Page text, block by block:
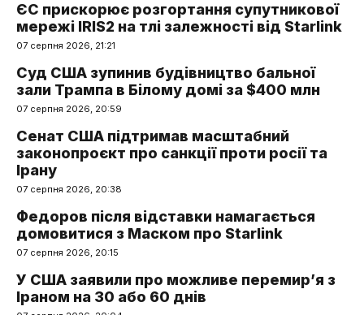
ЄС прискорює розгортання супутникової
мережі IRIS2 на тлі залежності від Starlink
07 серпня 2026, 21:21
Суд США зупинив будівництво бальної
зали Трампа в Білому домі за $400 млн
07 серпня 2026, 20:59
Сенат США підтримав масштабний
законопроєкт про санкції проти росії та
Ірану
07 серпня 2026, 20:38
Федоров після відставки намагається
домовитися з Маском про Starlink
07 серпня 2026, 20:15
У США заявили про можливе перемир’я з
Іраном на 30 або 60 днів